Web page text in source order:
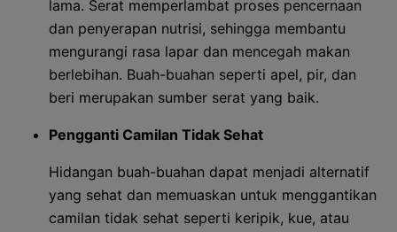
lama. Serat memperlambat proses pencernaan
dan penyerapan nutrisi, sehingga membantu
mengurangi rasa lapar dan mencegah makan
berlebihan. Buah-buahan seperti apel, pir, dan
beri merupakan sumber serat yang baik.
Pengganti Camilan Tidak Sehat
Hidangan buah-buahan dapat menjadi alternatif
yang sehat dan memuaskan untuk menggantikan
camilan tidak sehat seperti keripik, kue, atau